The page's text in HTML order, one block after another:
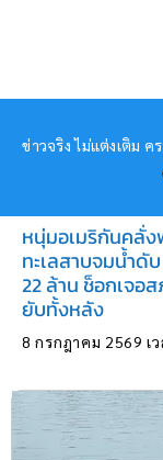
หมอข่าว
ข่าวจริง ไม่แต่งเติม
หนุ่มอเมริกันคลั่ง
ทะเลสาบจมน้ำดั
22 ล้าน ช็อกเจอ
ยับทั้งหลัง
8 กรกฎาคม 2569 เ